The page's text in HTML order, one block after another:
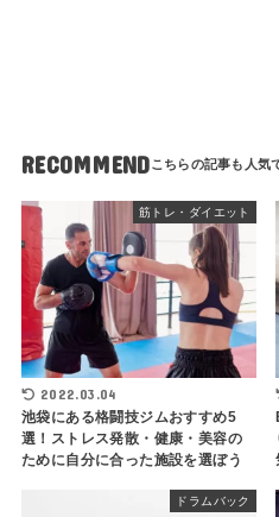
RECOMMEND
筋トレ・ダイエット
2022.03.04
池袋にある格闘技ジムおすすめ5
選！ストレス発散・健康・美容の
ために自分に合った施設を選ぼう
ドラムバック